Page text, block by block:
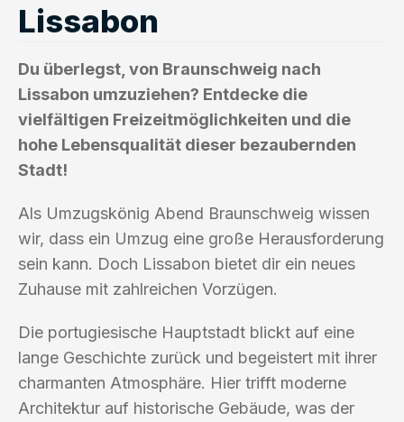
Lissabon
Du überlegst, von Braunschweig nach
Lissabon umzuziehen? Entdecke die
vielfältigen Freizeitmöglichkeiten und die
hohe Lebensqualität dieser bezaubernden
Stadt!
Als Umzugskönig Abend Braunschweig wissen
wir, dass ein Umzug eine große Herausforderung
sein kann. Doch Lissabon bietet dir ein neues
Zuhause mit zahlreichen Vorzügen.
Die portugiesische Hauptstadt blickt auf eine
lange Geschichte zurück und begeistert mit ihrer
charmanten Atmosphäre. Hier trifft moderne
Architektur auf historische Gebäude, was der